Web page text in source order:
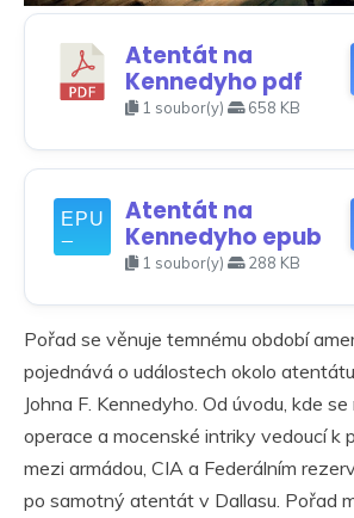
Atentát na
Kennedyho pdf
1 soubor(y) 658 KB
Atentát na
Kennedyho epub
1 soubor(y) 288 KB
Pořad se věnuje temnému období
pojednává o událostech okolo
Johna F. Kennedyho. Od úvodu, kde
operace a mocenské intriky vedoucí k
mezi armádou, CIA a Federálním
po samotný atentát v Dallasu. Pořad